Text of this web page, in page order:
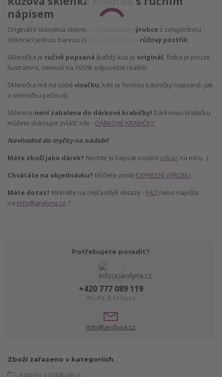
nápisem
Originální skleněná sklenice od českého výrobce s celoplošnou
dekorací jednou barvou (slepá degustace) - růžový postřik.
Sklenička je ručně popsaná (každý kus je originál, fotka je pouze
ilustrativní, nemusí na 100% odpovídat realitě)
Sklenička má na soběvisačku, kde je formou básničky napsané, jak
o skleničku pečovat.
Sklenice není zabalena do dárkové krabičky! Dárkovou krabičku
můžete dokoupit zvlášť zde - DÁRKOVÉ KRABIČKY.
Nevhodné do myčky na nádobí!
Máte zboží jako dárek? Nechte si napsat osobnívzkaz na míru. :)
Chvátáte na objednávku? Můžete zvolit EXPRESNÍ VÝROBU.
Máte dotaz? Mrkněte na nejčastější dotazy - FAQ nebo napište
na info@andyna.cz ?
Potřebujete poradit?
+420 777 089 119
(Po-Pá, 8-16 hod.)
info@andyna.cz
Zboží zařazeno v kategoriích
Kolorky s hláškami ⭐